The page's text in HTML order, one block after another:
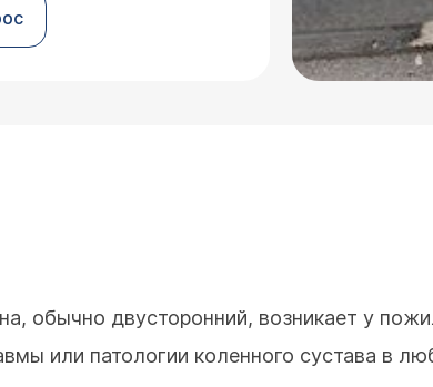
обычно двусторонний, возникает у
или патологии коленного сустава в